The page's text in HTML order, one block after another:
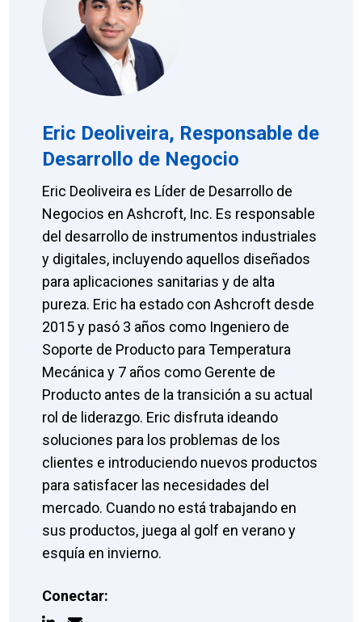
Eric Deoliveira, Responsable de
Desarrollo de Negocio
Eric Deoliveira es Líder de Desarrollo de
Negocios en Ashcroft, Inc. Es responsable
del desarrollo de instrumentos industriales
y digitales, incluyendo aquellos diseñados
para aplicaciones sanitarias y de alta
pureza. Eric ha estado con Ashcroft desde
2015 y pasó 3 años como Ingeniero de
Soporte de Producto para Temperatura
Mecánica y 7 años como Gerente de
Producto antes de la transición a su actual
rol de liderazgo. Eric disfruta ideando
soluciones para los problemas de los
clientes e introduciendo nuevos productos
para satisfacer las necesidades del
mercado. Cuando no está trabajando en
sus productos, juega al golf en verano y
esquía en invierno.
Conectar: